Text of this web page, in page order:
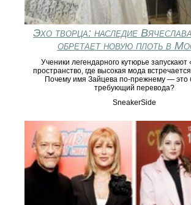
Эхо творца: наследие
обретает новую плоть в
Ученики легендарного кутюрье
пространство, где высокая мода
Почему имя Зайцева по-прежнему — это
требующий перевода?
SneakerSide